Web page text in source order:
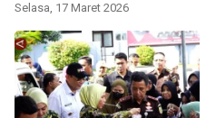
Selasa, 17 Maret 2026